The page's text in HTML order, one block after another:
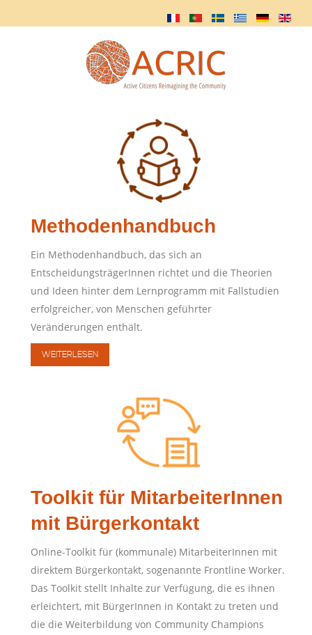
Methodenhandbuch
Ein Methodenhandbuch, das sich an
EntscheidungsträgerInnen richtet und die Theorien
und Ideen hinter dem Lernprogramm mit Fallstudien
erfolgreicher, von Menschen geführter
Veränderungen enthält.
WEITERLESEN
Toolkit für MitarbeiterInnen
mit Bürgerkontakt
Online-Toolkit für (kommunale) MitarbeiterInnen mit
direktem Bürgerkontakt, sogenannte Frontline Worker.
Das Toolkit stellt Inhalte zur Verfügung, die es ihnen
erleichtert, mit BürgerInnen in Kontakt zu treten und
die die Weiterbildung von Community Champions